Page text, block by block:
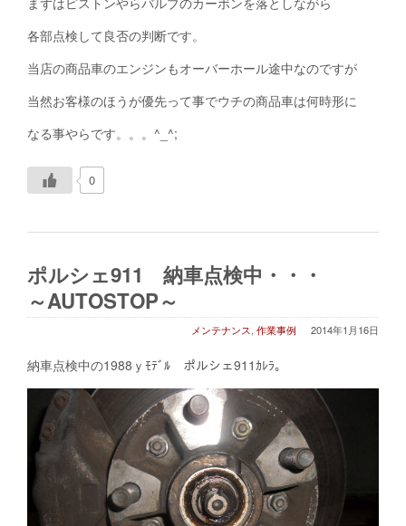
各部点検して良否の判断です。
当店の商品車のエンジンもオーバーホール途中なのですが
当然お客様のほうが優先って事でウチの商品車は何時形に
なる事やらです。。。^_^;
0
ポルシェ911 納車点検中・・・
～AUTOSTOP～
2014年1月16日
メンテナンス,作業事例
納車点検中の1988ｙﾓﾃﾞﾙ ポルシェ911ｶﾚﾗ。